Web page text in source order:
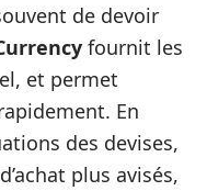
de devoir
fournit les
et permet
En
des devises,
plus avisés,